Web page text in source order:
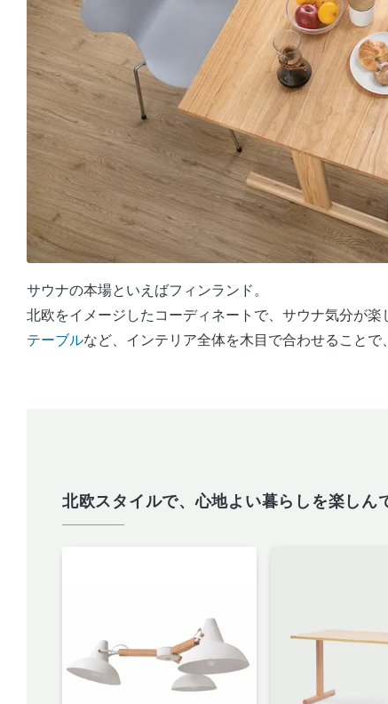
サウナの本場といえばフィンランド。
北欧をイメージしたコーディネートで、サウナ気分が楽
テーブルなど、インテリア全体を木目で合わせること
北欧スタイルで、心地よい暮らしを楽しん